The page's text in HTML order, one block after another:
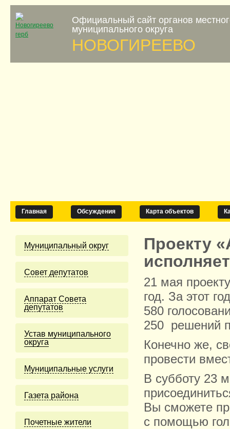
Официальный сайт органов
муниципального округа
НОВОГИРЕЕВО
Главная Обсуждения Карта объектов
Муниципальный округ
Cовет депутатов
Аппарат Совета
депутатов
Устав муниципального
округа
Муниципальные услуги
Газета района
Почетные жители
Проекту
21 мая
год. За этот
580
250 решений
Конечно же,
провести
В субботу 23
Вы сможете
с помощью